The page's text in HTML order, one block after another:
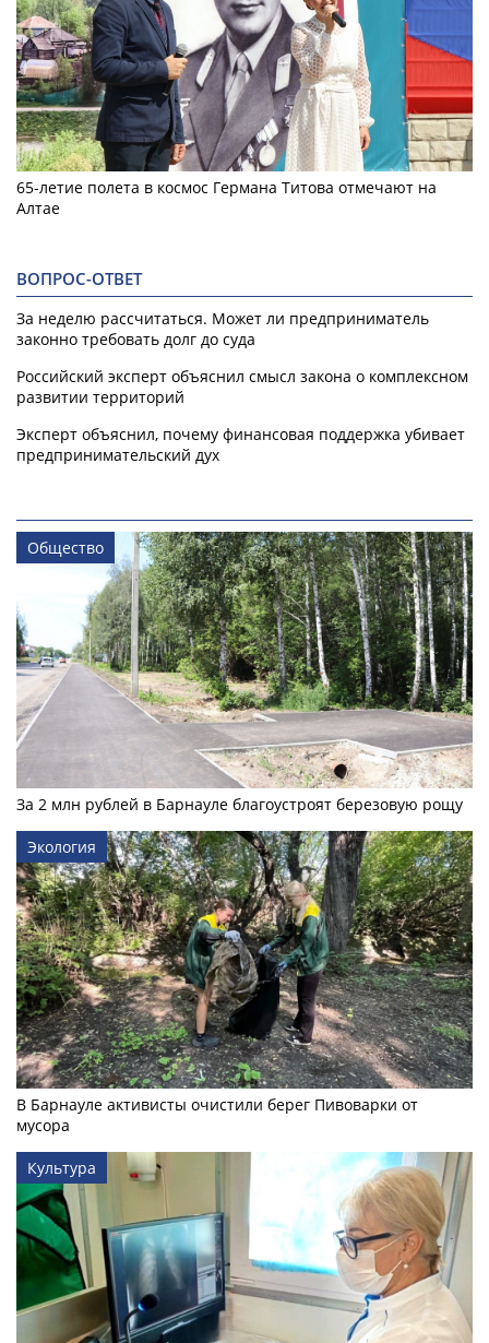
65-летие полета в космос Германа Титова отмечают на
Алтае
ВОПРОС-ОТВЕТ
За неделю рассчитаться. Может ли предприниматель
законно требовать долг до суда
Российский эксперт объяснил смысл закона о комплексном
развитии территорий
Эксперт объяснил, почему финансовая поддержка убивает
предпринимательский дух
Общество
За 2 млн рублей в Барнауле благоустроят березовую рощу
Экология
В Барнауле активисты очистили берег Пивоварки от
мусора
Культура